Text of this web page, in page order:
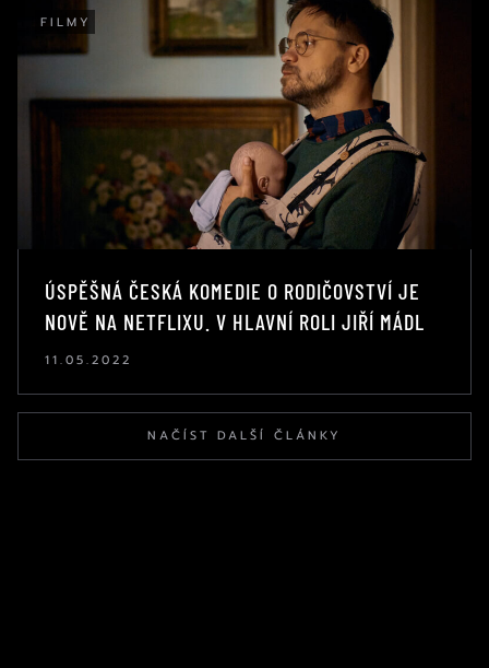
FILMY
ÚSPĚŠNÁ ČESKÁ KOMEDIE O RODIČOVSTVÍ JE
NOVĚ NA NETFLIXU. V HLAVNÍ ROLI JIŘÍ MÁDL
11.05.2022
NAČÍST DALŠÍ ČLÁNKY